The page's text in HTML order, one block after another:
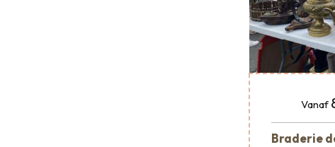
Vanaf
Braderie